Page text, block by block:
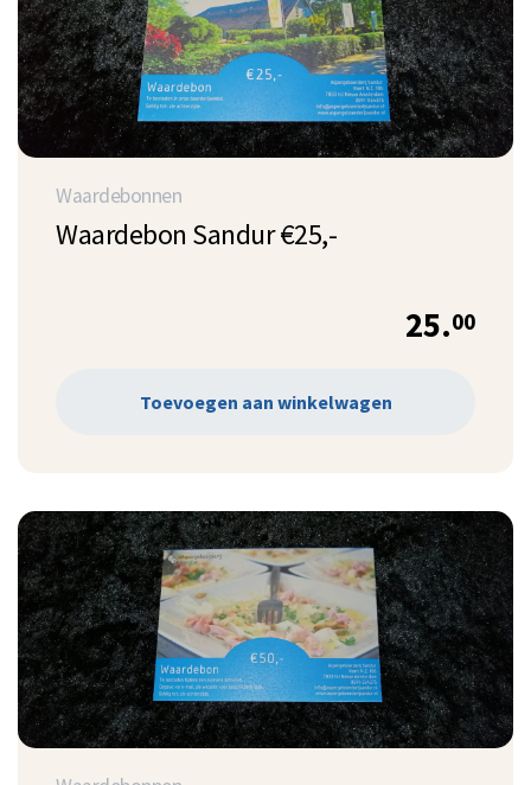
Waardebonnen
Waardebon Sandur €25,-
25.00
Toevoegen aan winkelwagen